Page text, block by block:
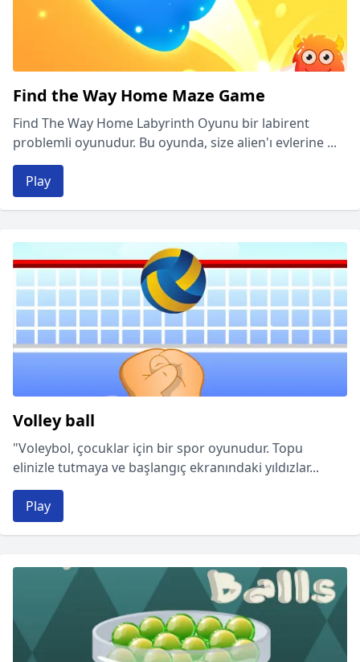
Find the Way Home Maze Game
Find The Way Home Labyrinth Oyunu bir labirent
problemli oyunudur. Bu oyunda, size alien'ı evlerine ...
Play
Volley ball
"Voleybol, çocuklar için bir spor oyunudur. Topu
elinizle tutmaya ve başlangıç ekranındaki yıldızlar...
Play